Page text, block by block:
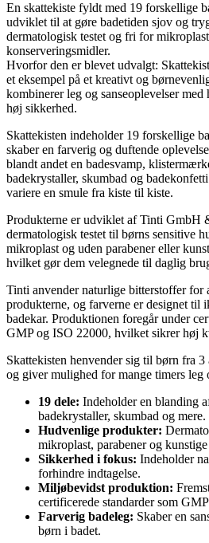
En skattekiste fyldt med 19 forskellige
udviklet til at gøre badetiden sjov og
dermatologisk testet og fri for
konserveringsmidler.
Hvorfor den er blevet udvalgt:
et eksempel på et kreativt og
kombinerer leg og sanseoplevelser
høj sikkerhed.
Skattekisten indeholder 19 forskellige
skaber en farverig og duftende
blandt andet en badesvamp,
badekrystaller, skumbad og
variere en smule fra kiste til kiste.
Produkterne er udviklet af Tinti GmbH
dermatologisk testet til børns sensitive
mikroplast og uden parabener eller
hvilket gør dem velegnede til daglig
Tinti anvender naturlige bitterstoffer for
produkterne, og farverne er designet til
badekar. Produktionen foregår under
GMP og ISO 22000, hvilket sikrer høj
Skattekisten henvender sig til børn fra
og giver mulighed for mange timers leg
19 dele: Indeholder en blanding
badekrystaller, skumbad og mere.
Hudvenlige produkter:
mikroplast, parabener og
Sikkerhed i fokus: Indeholder
forhindre indtagelse.
Miljøbevidst produktion:
certificerede standarder som
Farverig badeleg: Skaber en
børn i badet.